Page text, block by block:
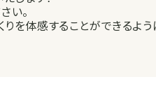
い。
を体感することができるよう